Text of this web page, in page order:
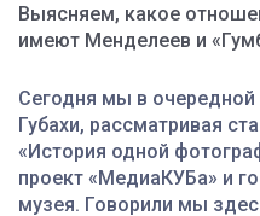
Выясняем, какое
имеют Менделеев и
Сегодня мы в
Губахи, рассматривая
«История одной
проект «МедиаКУБа» и
музея. Говорили мы